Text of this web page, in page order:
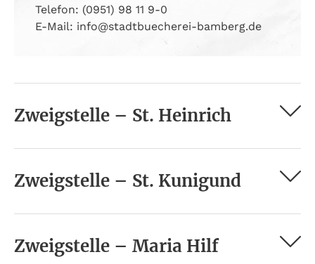
Telefon: (0951) 98 11 9-0
E-Mail: info@stadtbuecherei-bamberg.de
Zweigstelle – St. Heinrich
Zweigstelle – St. Kunigund
Zweigstelle – Maria Hilf